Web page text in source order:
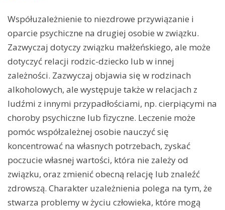
Współuzależnienie to niezdrowe przywiązanie i
oparcie psychiczne na drugiej osobie w związku.
Zazwyczaj dotyczy związku małżeńskiego, ale może
dotyczyć relacji rodzic-dziecko lub w innej
zależności. Zazwyczaj objawia się w rodzinach
alkoholowych, ale występuje także w relacjach z
ludźmi z innymi przypadłościami, np. cierpiącymi na
choroby psychiczne lub fizyczne. Leczenie może
pomóc współzależnej osobie nauczyć się
koncentrować na własnych potrzebach, zyskać
poczucie własnej wartości, która nie zależy od
związku, oraz zmienić obecną relację lub znaleźć
zdrowszą. Charakter uzależnienia polega na tym, że
stwarza problemy w życiu człowieka, które mogą